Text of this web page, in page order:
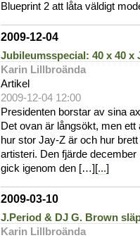
Blueprint 2 att låta väldigt
2009-12-04
Jubileumsspecial: 40 x 40 x
Karin Lillbroända
Artikel
2009-12-04 12:00
Presidenten borstar av sina
Det ovan är långsökt, men
hur stor Jay-Z är och hur
artisteri. Den fjärde
gick igenom den […][...]
2009-03-10
J.Period & DJ G. Brown
Karin Lillbroända